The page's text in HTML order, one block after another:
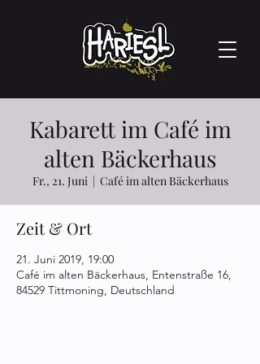
Kabarett im Café im
alten Bäckerhaus
Fr., 21. Juni
  |
Café im alten Bäckerhaus
Zeit & Ort
21. Juni 2019, 19:00
Café im alten Bäckerhaus, Entenstraße 16,
84529 Tittmoning, Deutschland